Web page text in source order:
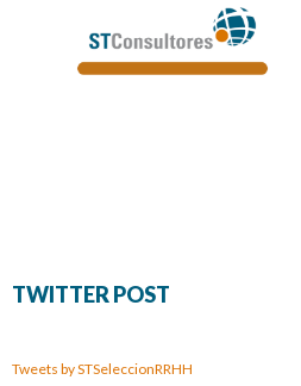
TWITTER POST
Tweets by STSeleccionRRHH